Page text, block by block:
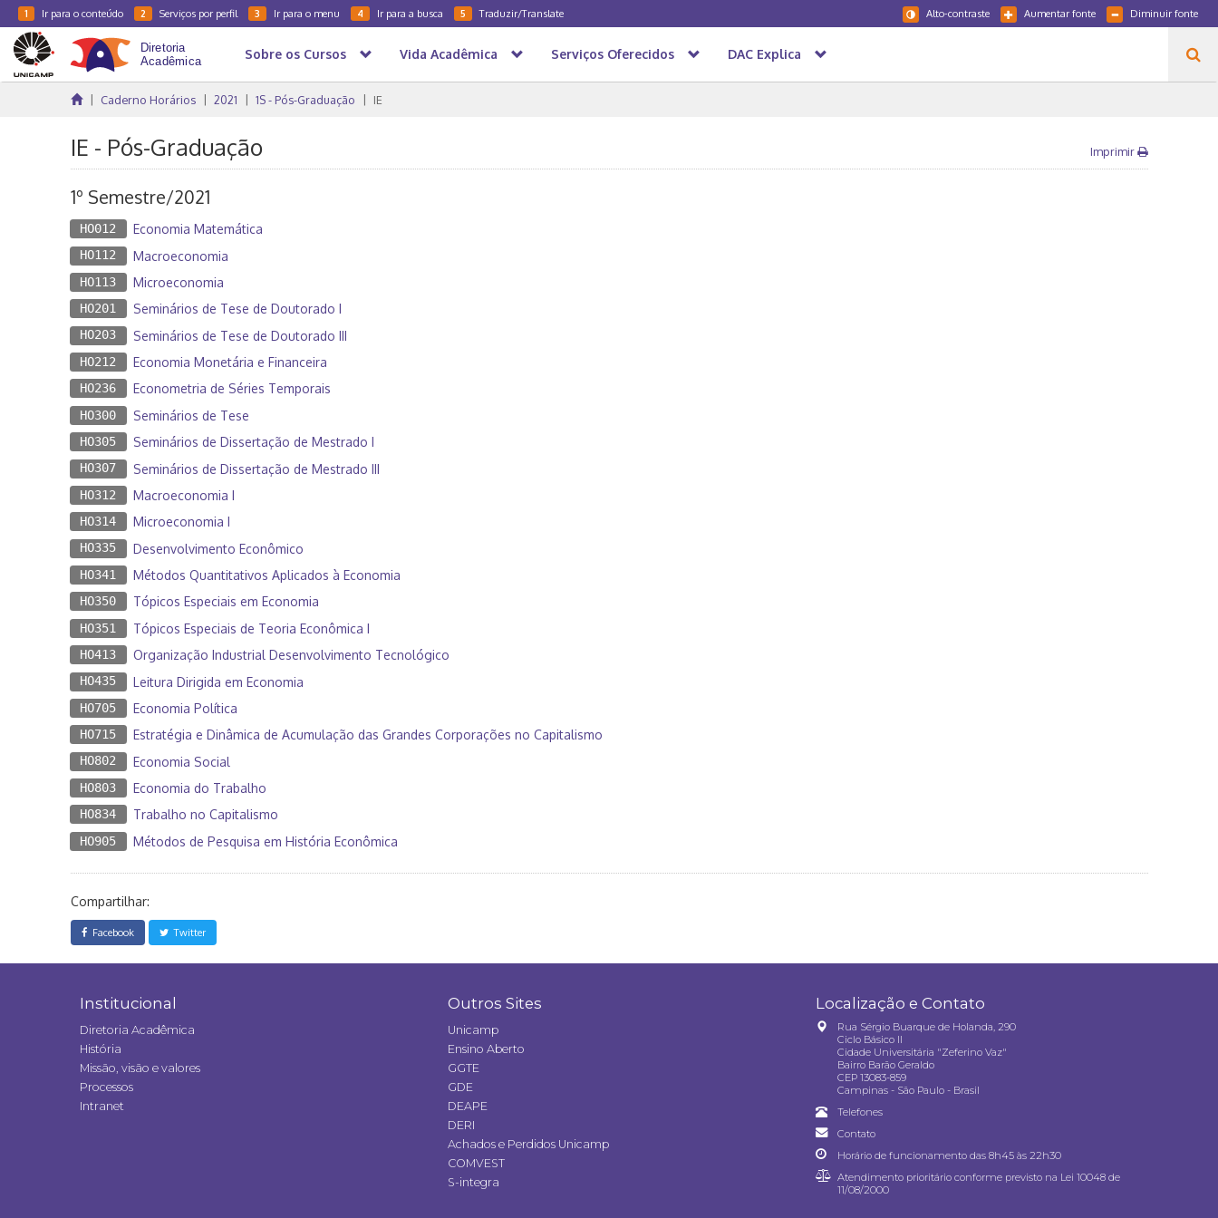
1 Ir para o conteúdo 2 Serviços por perfil 3 Ir para o menu 4 Ir para a busca 5 Traduzir/Translate Diminuir fonte
Aumentar fonte
Alto-contraste
Sobre os Cursos Vida Acadêmica Serviços Oferecidos DAC Explica
Caderno Horários 2021 1S - Pós-Graduação IE
IE - Pós-Graduação Imprimir
1º Semestre/2021
HO012 Economia Matemática
HO112 Macroeconomia
HO113 Microeconomia
HO201 Seminários de Tese de Doutorado I
HO203 Seminários de Tese de Doutorado III
HO212 Economia Monetária e Financeira
HO236 Econometria de Séries Temporais
HO300 Seminários de Tese
HO305 Seminários de Dissertação de Mestrado I
HO307 Seminários de Dissertação de Mestrado III
HO312 Macroeconomia I
HO314 Microeconomia I
HO335 Desenvolvimento Econômico
HO341 Métodos Quantitativos Aplicados à Economia
HO350 Tópicos Especiais em Economia
HO351 Tópicos Especiais de Teoria Econômica I
HO413 Organização Industrial Desenvolvimento Tecnológico
HO435 Leitura Dirigida em Economia
HO705 Economia Política
HO715 Estratégia e Dinâmica de Acumulação das Grandes Corporações no Capitalismo
HO802 Economia Social
HO803 Economia do Trabalho
HO834 Trabalho no Capitalismo
HO905 Métodos de Pesquisa em História Econômica
Compartilhar:
Facebook Twitter
Institucional
Diretoria Acadêmica
História
Missão, visão e valores
Processos
Intranet
Outros Sites
Unicamp
Ensino Aberto
GGTE
GDE
DEAPE
DERI
Achados e Perdidos Unicamp
COMVEST
S-integra
Localização e Contato
Rua Sérgio Buarque de Holanda, 290
Ciclo Básico II
Cidade Universitária "Zeferino Vaz"
Bairro Barão Geraldo
CEP 13083-859
Campinas - São Paulo - Brasil
Telefones
Contato
Horário de funcionamento das 8h45 às 22h30
Atendimento prioritário conforme previsto na Lei 10048 de
11/08/2000